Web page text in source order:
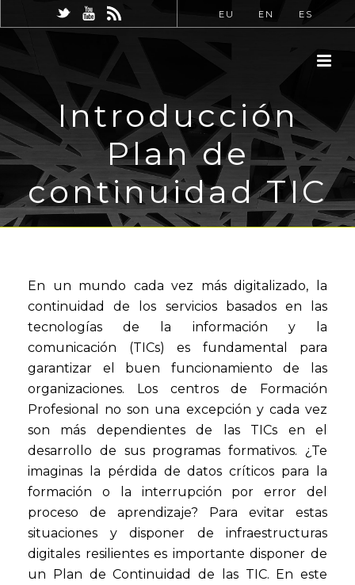
EU EN ES
Introducción
Plan de
continuidad TIC
En un mundo cada vez más digitalizado, la
continuidad de los servicios basados en las
tecnologías de la información y la
comunicación (TICs) es fundamental para
garantizar el buen funcionamiento de las
organizaciones. Los centros de Formación
Profesional no son una excepción y cada vez
son más dependientes de las TICs en el
desarrollo de sus programas formativos. ¿Te
imaginas la pérdida de datos críticos para la
formación o la interrupción por error del
proceso de aprendizaje? Para evitar estas
situaciones y disponer de infraestructuras
digitales resilientes es importante disponer de
un Plan de Continuidad de las TIC. En este